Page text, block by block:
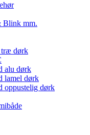
Blink mm.
træ dørk
alu dørk
lamel dørk
oppustelig dørk